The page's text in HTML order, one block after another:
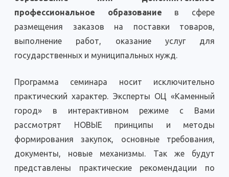
профессиональное образование в сфере
размещения заказов на поставки товаров,
выполнение работ, оказание услуг для
государственных и муниципальных нужд.
Программа семинара носит исключительно
практический характер. Эксперты ОЦ «Каменный
город» в интерактивном режиме с Вами
рассмотрят НОВЫЕ принципы и методы
формирования закупок, основные требования,
документы, новые механизмы. Так же будут
представлены практические рекомендации по